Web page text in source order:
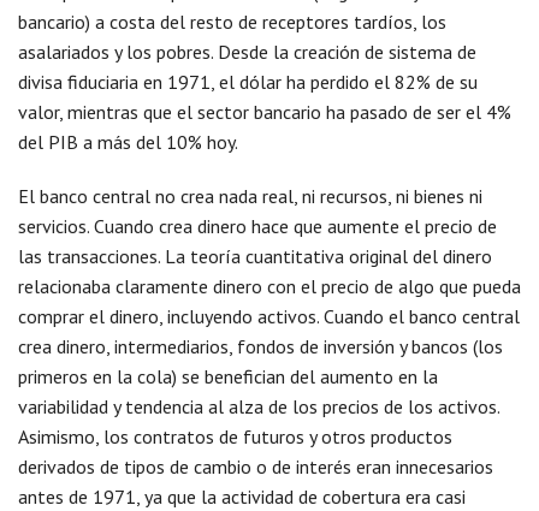
bancario) a costa del resto de receptores tardíos, los
asalariados y los pobres. Desde la creación de sistema de
divisa fiduciaria en 1971, el dólar ha perdido el 82% de su
valor, mientras que el sector bancario ha pasado de ser el 4%
del PIB a más del 10% hoy.
El banco central no crea nada real, ni recursos, ni bienes ni
servicios. Cuando crea dinero hace que aumente el precio de
las transacciones. La teoría cuantitativa original del dinero
relacionaba claramente dinero con el precio de algo que pueda
comprar el dinero, incluyendo activos. Cuando el banco central
crea dinero, intermediarios, fondos de inversión y bancos (los
primeros en la cola) se benefician del aumento en la
variabilidad y tendencia al alza de los precios de los activos.
Asimismo, los contratos de futuros y otros productos
derivados de tipos de cambio o de interés eran innecesarios
antes de 1971, ya que la actividad de cobertura era casi